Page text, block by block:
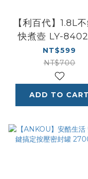
【利百代】1.8L
快煮壺 LY-
NT$599
NT$700
ADD TO CART